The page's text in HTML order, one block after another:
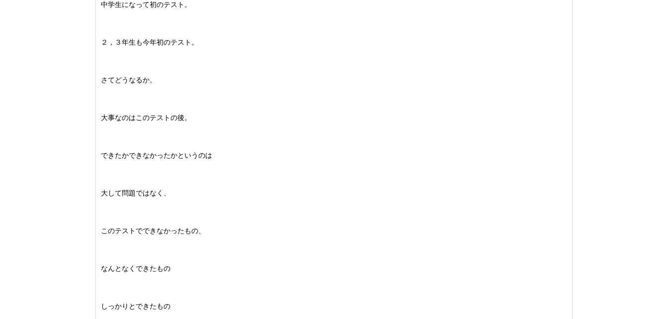
中学生になって初のテスト。
２，３年生も今年初のテスト。
さてどうなるか。
大事なのはこのテストの後。
できたかできなかったかというのは
大して問題ではなく、
このテストでできなかったもの、
なんとなくできたもの
しっかりとできたもの